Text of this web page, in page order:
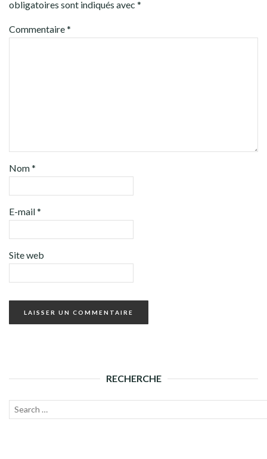
obligatoires sont indiqués avec *
Commentaire*
Nom*
E-mail*
Site web
RECHERCHE
Recherche